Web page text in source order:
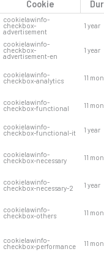
Cookie
cookielawinfo-
checkbox-
advertisement
1 year
cookielawinfo-
checkbox-
advertisement-en
1 year
cookielawinfo-
checkbox-analytics 11
cookielawinfo-
checkbox-functional 11
cookielawinfo-
checkbox-functional-it 1 year
cookielawinfo-
checkbox-necessary 11
cookielawinfo-
checkbox-necessary-2 1 year
cookielawinfo-
checkbox-others 11
cookielawinfo-
checkbox-performance 11